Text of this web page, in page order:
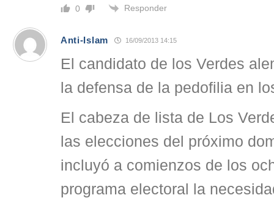
0 Responder
Anti-Islam 16/09/2013 14:15
El candidato de los Verdes
la defensa de la pedofilia en
El cabeza de lista de Los
las elecciones del próximo
incluyó a comienzos de los
programa electoral la